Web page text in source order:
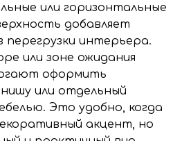
или горизонтальные
добавляет
перегрузки интерьера.
или зоне ожидания
оформить
или отдельный
Это удобно, когда
акцент, но